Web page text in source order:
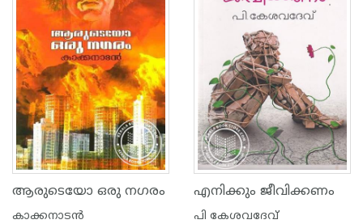
ആരുടെയോ ഒരു നഗരം
കാക്കനാടന്‍
എനിക്കും ജീവിക്കണം
പി കേശവദേവ്‌